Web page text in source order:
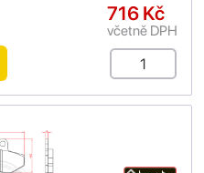
716 Kč
včetně DPH